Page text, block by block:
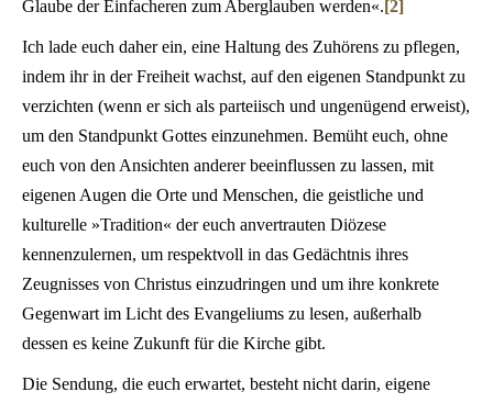
Glaube der Einfacheren zum Aberglauben werden«.[2]
Ich lade euch daher ein, eine Haltung des Zuhörens zu pflegen,
indem ihr in der Freiheit wachst, auf den eigenen Standpunkt zu
verzichten (wenn er sich als parteiisch und ungenügend erweist),
um den Standpunkt Gottes einzunehmen. Bemüht euch, ohne
euch von den Ansichten anderer beeinflussen zu lassen, mit
eigenen Augen die Orte und Menschen, die geistliche und
kulturelle »Tradition« der euch anvertrauten Diözese
kennenzulernen, um respektvoll in das Gedächtnis ihres
Zeugnisses von Christus einzudringen und um ihre konkrete
Gegenwart im Licht des Evangeliums zu lesen, außerhalb
dessen es keine Zukunft für die Kirche gibt.
Die Sendung, die euch erwartet, besteht nicht darin, eigene